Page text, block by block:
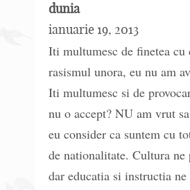
dunia
ianuarie 19, 2013
Iti multumesc de finetea cu
rasismul unora, eu nu am
Iti multumesc si de
nu o accept? NU am vrut
eu consider ca suntem cu
de nationalitate. Cultura
dar educatia si instructia